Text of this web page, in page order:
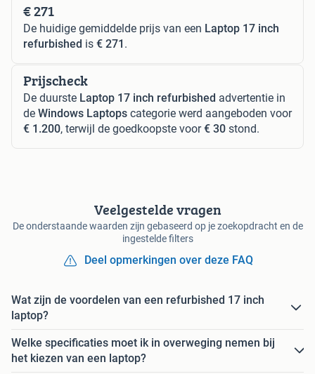
€ 271
De huidige gemiddelde prijs van een Laptop 17 inch
refurbished is € 271 .
Prijscheck
De duurste Laptop 17 inch refurbished advertentie in
de Windows Laptops categorie werd aangeboden voor
€ 1.200, terwijl de goedkoopste voor€ 30 stond.
Veelgestelde vragen
De onderstaande waarden zijn gebaseerd op je zoekopdracht en de
ingestelde filters
Deel opmerkingen over deze FAQ
Wat zijn de voordelen van een refurbished 17 inch
laptop?
Welke specificaties moet ik in overweging nemen bij
het kiezen van een laptop?